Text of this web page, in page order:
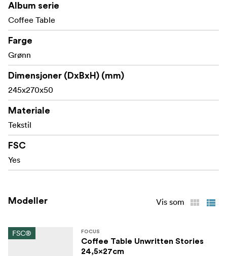
En bok som er like dramatisk som minnene dine - fordi
enhver god historie fortjener et
Album serie
Coffee Table
Farge
Grønn
Dimensjoner (DxBxH) (mm)
245x270x50
Materiale
Tekstil
FSC
Yes
Modeller Vis som
FSC® FOCUS
Coffee Table Unwritten Stories
24,5x27cm